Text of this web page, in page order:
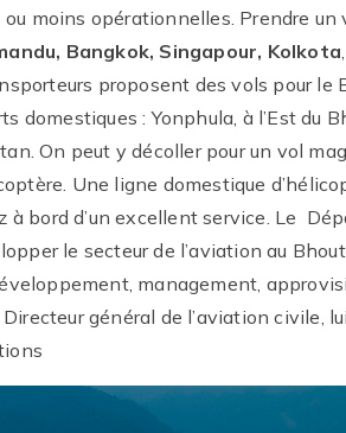
moins opérationnelles. Prendre
Bangkok, Singapour, Kolkota
proposent des vols pour le
domestiques : Yonphula, à l’Est du
On peut y décoller pour un vol
Une ligne domestique
à bord d’un excellent service. Le
le secteur de l’aviation au
management,
Directeur général de l’aviation